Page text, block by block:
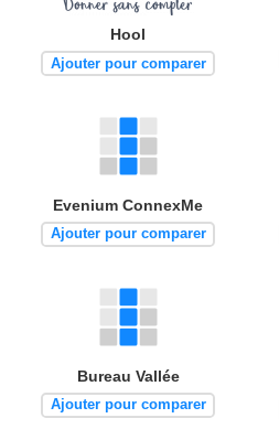
Hool
Ajouter pour comparer
Evenium ConnexMe
Ajouter pour comparer
Bureau Vallée
Ajouter pour comparer